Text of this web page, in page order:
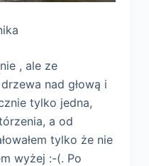
, ale ze
nad głową i
tylko jedna,
a od
tylko że nie
wyżej :-(. Po